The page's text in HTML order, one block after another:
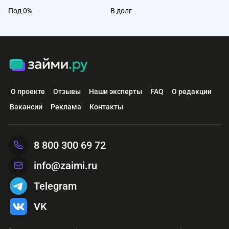
Под 0%
В долг
О проекте Отзывы Наши эксперты FAQ
О редакции
Вакансии
Реклама Контакты
8 800 300 69 72
info@zaimi.ru
Telegram
VK